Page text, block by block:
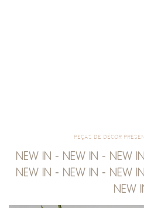
PEÇAS DE DÉCOR
NEW IN - NEW IN - NEW
NEW IN - NEW IN - NEW
NEW